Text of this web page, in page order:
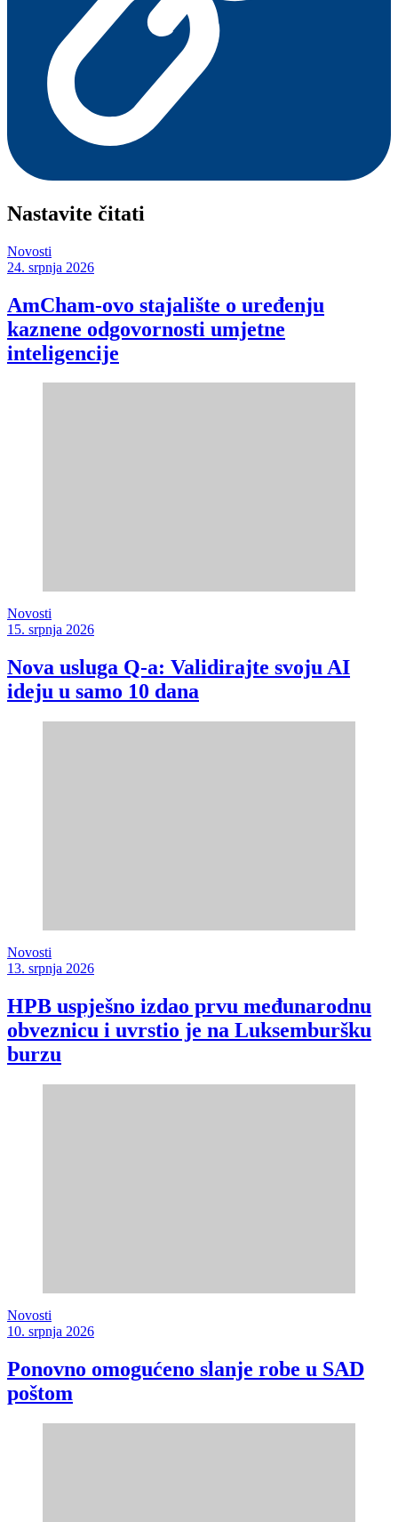
Nastavite čitati
Novosti
24. srpnja 2026
AmCham-ovo stajalište o uređenju
kaznene odgovornosti umjetne
inteligencije
Novosti
15. srpnja 2026
Nova usluga Q-a: Validirajte svoju AI
ideju u samo 10 dana
Novosti
13. srpnja 2026
HPB uspješno izdao prvu međunarodnu
obveznicu i uvrstio je na Luksemburšku
burzu
Novosti
10. srpnja 2026
Ponovno omogućeno slanje robe u SAD
poštom